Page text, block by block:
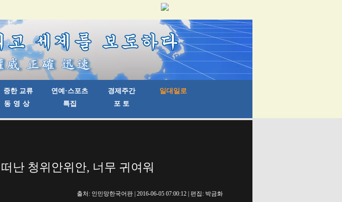
난 청위안위안, 너무 귀여워
출처: 인민망한국어판 | 2016-06-05 07:00:12 | 편집: 박금화